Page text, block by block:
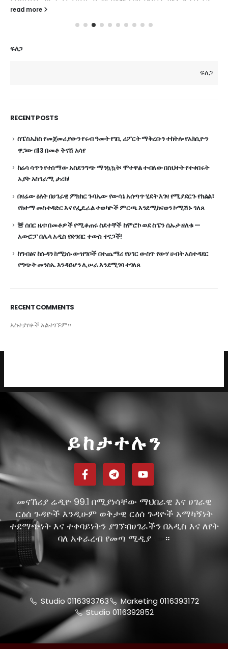
read more
ፍለጋ
ፍለጋ
RECENT POSTS
ስፔስኤክስ የመጀመሪያውን የሩብ ዓመት የገቢ ሪፖርት ማቅረቡን ተከትሎ የአክሲዮን
ዋጋው በ13 በመቶ ቅናሽ አሳየ
ከሬሳ ሳጥን የተሰማው አስደንግጭ ማንኳኳት፡ ሞተዋል ተብለው በስህተት የተቀበሩት
አያት አስገራሚ ታሪክ!
በዛሬው ዕለት በሀገራዊ ምክክር ጉባኤው የውሳኔ አሰጣጥ ሂደት እገዛ የሚያደርጉ የክልል፣
የከተማ መስተዳድር እና የፌዴራል ተወካዮች ምርጫ እንደሚከናወን ኮሚሽኑ ገለጸ
🚨 ሰበር ዜና፡ በመቶዎች የሚቆጠሩ ስደተኞች ከሞሮኮ ወደ ስፔን ሴኡታ ዘለቁ —
አውሮፓ በሌላ አዲስ የድንበር ቀውስ ተናጋች!
ከግብፅና ከሱዳን ከሚነሱ ውዝግቦች በተጨማሪ የሀገር ውስጥ የውሃ ሀብት አስተዳደር
የግጭት መንስኤ እንዳይሆን ሊሠራ እንደሚገባ ተገለጸ
RECENT COMMENTS
አስተያየቶች አልተገኙም።
ይከታተሉን
መናኸሪያ ሬዲዮ 99.1 በሚያነሳቸው ማህበራዊ እና ሀገራዊ
ርዕሰ ጉዳዮች እንዲሁም ወቅታዊ ርዕሰ ጉዳዮች አማካኝነት
ተደማጭነት እና ተቀባይነትን ያገኘ፡በሀገራችን በአዲስ እና ለየት
ባለ አቀራረብ የመጣ ሚዲያ
።
Studio 0116393763
Marketing 0116393172
Studio 0116392852